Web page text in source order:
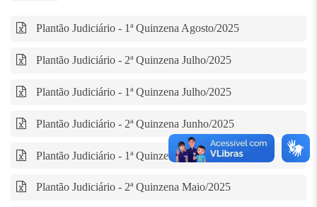
Plantão Judiciário - 1ª Quinzena Agosto/2025
Plantão Judiciário - 2ª Quinzena Julho/2025
Plantão Judiciário - 1ª Quinzena Julho/2025
Plantão Judiciário - 2ª Quinzena Junho/2025
Plantão Judiciário - 1ª Quinzena Junho/2025
Plantão Judiciário - 2ª Quinzena Maio/2025